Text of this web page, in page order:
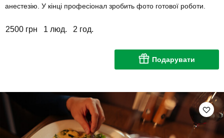
анестезію. У кінці професіонал зробить фото готової роботи.
2500 грн 1 люд. 2 год.
Подарувати